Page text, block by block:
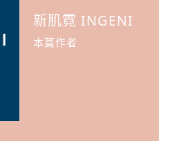
新肌霓 INGENI
本篇作者